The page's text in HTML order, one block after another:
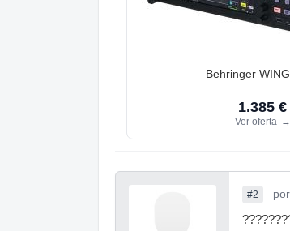
Behringer
1.385 €
Ver oferta →
#2 por